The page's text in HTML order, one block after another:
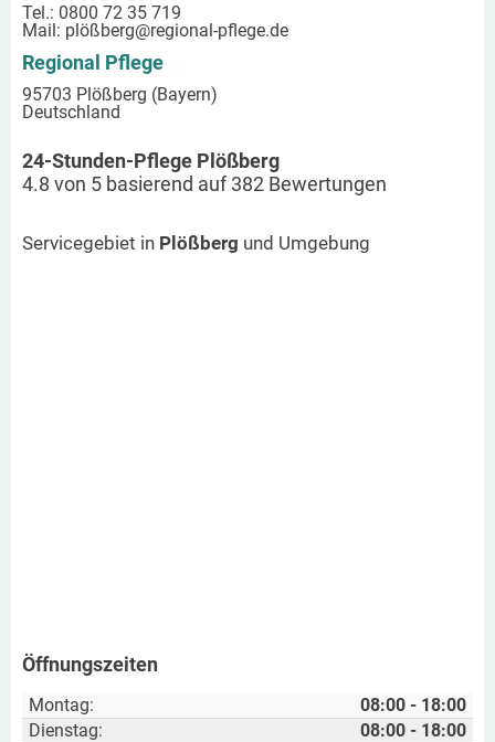
Tel.: 0800 72 35 719
Mail: plößberg@regional-pflege.de
Regional Pflege
95703 Plößberg (Bayern)
Deutschland
24-Stunden-Pflege Plößberg
4.8 von 5 basierend auf382 Bewertungen
Servicegebiet in Plößberg und Umgebung
Öffnungszeiten
Montag:
08:00 - 18:00
Dienstag:
08:00 - 18:00